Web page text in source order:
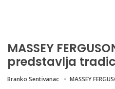
MASSEY
predstavlja
Branko Sentivanac MASSEY